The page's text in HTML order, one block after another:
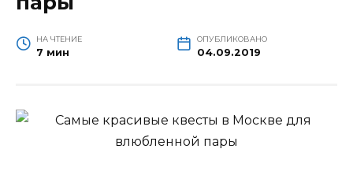
НА ЧТЕНИЕ
7 мин
ОПУБЛИКОВАНО
04.09.2019